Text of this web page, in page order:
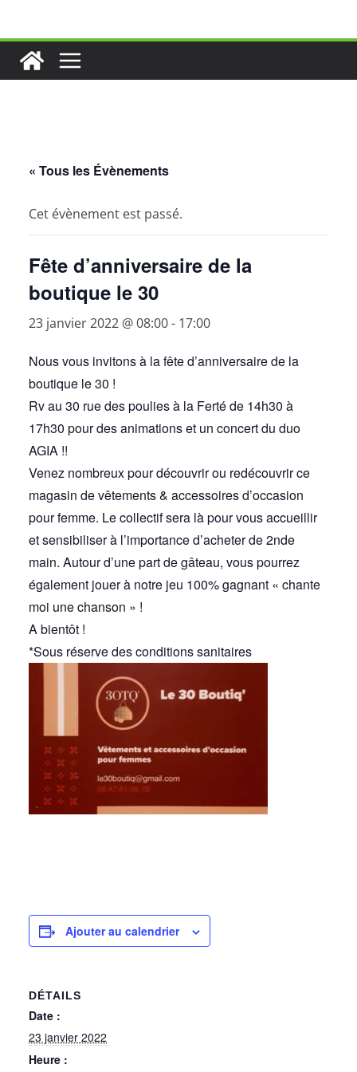
contenu
« Tous les Évènements
Cet évènement est passé.
Fête d’anniversaire de la
boutique le 30
23 janvier 2022 @ 08:00- 17:00
Nous vous invitons à la fête d’anniversaire de la
boutique le 30 !
Rv au 30 rue des poulies à la Ferté de 14h30 à
17h30 pour des animations et un concert du duo
AGIA !!
Venez nombreux pour découvrir ou redécouvrir ce
magasin de vêtements & accessoires d’occasion
pour femme. Le collectif sera là pour vous accueillir
et sensibiliser à l’importance d’acheter de 2nde
main. Autour d’une part de gâteau, vous pourrez
également jouer à notre jeu 100% gagnant « chante
moi une chanson » !
A bientôt !
*Sous réserve des conditions sanitaires
Ajouter au calendrier
DÉTAILS
Date :
23 janvier 2022
Heure :